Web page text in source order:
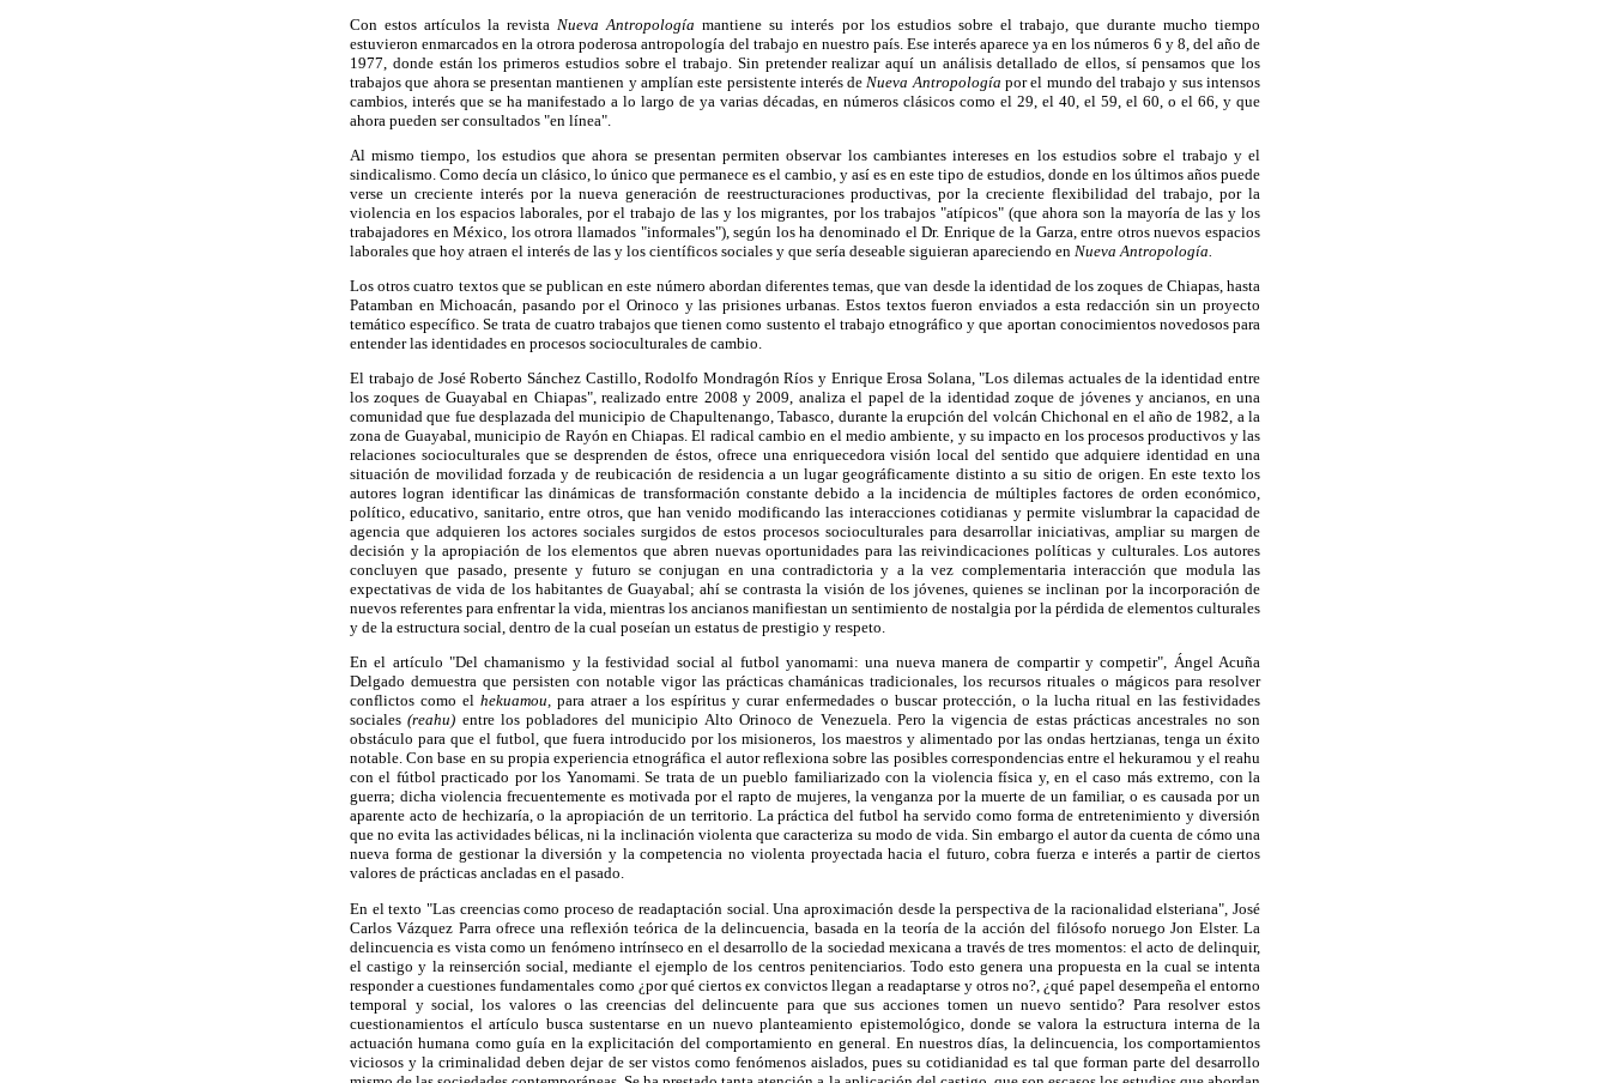
Con estos artículos la revista Nueva Antropología mantiene su interés por los estudios sobre el trabajo, que durante mucho tiempo
estuvieron enmarcados en la otrora poderosa antropología del trabajo en nuestro país. Ese interés aparece ya en los números 6 y 8, del año de
1977, donde están los primeros estudios sobre el trabajo. Sin pretender realizar aquí un análisis detallado de ellos, sí pensamos que los
trabajos que ahora se presentan mantienen y amplían este persistente interés de Nueva Antropología por el mundo del trabajo y sus intensos
cambios, interés que se ha manifestado a lo largo de ya varias décadas, en números clásicos como el 29, el 40, el 59, el 60, o el 66, y que
ahora pueden ser consultados "en línea".
Al mismo tiempo, los estudios que ahora se presentan permiten observar los cambiantes intereses en los estudios sobre el trabajo y el
sindicalismo. Como decía un clásico, lo único que permanece es el cambio, y así es en este tipo de estudios, donde en los últimos años puede
verse un creciente interés por la nueva generación de reestructuraciones productivas, por la creciente flexibilidad del trabajo, por la
violencia en los espacios laborales, por el trabajo de las y los migrantes, por los trabajos "atípicos" (que ahora son la mayoría de las y los
trabajadores en México, los otrora llamados "informales"), según los ha denominado el Dr. Enrique de la Garza, entre otros nuevos espacios
laborales que hoy atraen el interés de las y los científicos sociales y que sería deseable siguieran apareciendo en Nueva Antropología.
Los otros cuatro textos que se publican en este número abordan diferentes temas, que van desde la identidad de los zoques de Chiapas, hasta
Patamban en Michoacán, pasando por el Orinoco y las prisiones urbanas. Estos textos fueron enviados a esta redacción sin un proyecto
temático específico. Se trata de cuatro trabajos que tienen como sustento el trabajo etnográfico y que aportan conocimientos novedosos para
entender las identidades en procesos socioculturales de cambio.
El trabajo de José Roberto Sánchez Castillo, Rodolfo Mondragón Ríos y Enrique Erosa Solana, "Los dilemas actuales de la identidad entre
los zoques de Guayabal en Chiapas", realizado entre 2008 y 2009, analiza el papel de la identidad zoque de jóvenes y ancianos, en una
comunidad que fue desplazada del municipio de Chapultenango, Tabasco, durante la erupción del volcán Chichonal en el año de 1982, a la
zona de Guayabal, municipio de Rayón en Chiapas. El radical cambio en el medio ambiente, y su impacto en los procesos productivos y las
relaciones socioculturales que se desprenden de éstos, ofrece una enriquecedora visión local del sentido que adquiere identidad en una
situación de movilidad forzada y de reubicación de residencia a un lugar geográficamente distinto a su sitio de origen. En este texto los
autores logran identificar las dinámicas de transformación constante debido a la incidencia de múltiples factores de orden económico,
político, educativo, sanitario, entre otros, que han venido modificando las interacciones cotidianas y permite vislumbrar la capacidad de
agencia que adquieren los actores sociales surgidos de estos procesos socioculturales para desarrollar iniciativas, ampliar su margen de
decisión y la apropiación de los elementos que abren nuevas oportunidades para las reivindicaciones políticas y culturales. Los autores
concluyen que pasado, presente y futuro se conjugan en una contradictoria y a la vez complementaria interacción que modula las
expectativas de vida de los habitantes de Guayabal; ahí se contrasta la visión de los jóvenes, quienes se inclinan por la incorporación de
nuevos referentes para enfrentar la vida, mientras los ancianos manifiestan un sentimiento de nostalgia por la pérdida de elementos culturales
y de la estructura social, dentro de la cual poseían un estatus de prestigio y respeto.
En el artículo "Del chamanismo y la festividad social al futbol yanomami: una nueva manera de compartir y competir", Ángel Acuña
Delgado demuestra que persisten con notable vigor las prácticas chamánicas tradicionales, los recursos rituales o mágicos para resolver
conflictos como elhekuamou, para atraer a los espíritus y curar enfermedades o buscar protección, o la lucha ritual en las festividades
sociales(reahu) entre los pobladores del municipio Alto Orinoco de Venezuela. Pero la vigencia de estas prácticas ancestrales no son
obstáculo para que el futbol, que fuera introducido por los misioneros, los maestros y alimentado por las ondas hertzianas, tenga un éxito
notable. Con base en su propia experiencia etnográfica el autor reflexiona sobre las posibles correspondencias entre el hekuramou y el reahu
con el fútbol practicado por los Yanomami. Se trata de un pueblo familiarizado con la violencia física y, en el caso más extremo, con la
guerra; dicha violencia frecuentemente es motivada por el rapto de mujeres, la venganza por la muerte de un familiar, o es causada por un
aparente acto de hechizaría, o la apropiación de un territorio. La práctica del futbol ha servido como forma de entretenimiento y diversión
que no evita las actividades bélicas, ni la inclinación violenta que caracteriza su modo de vida. Sin embargo el autor da cuenta de cómo una
nueva forma de gestionar la diversión y la competencia no violenta proyectada hacia el futuro, cobra fuerza e interés a partir de ciertos
valores de prácticas ancladas en el pasado.
En el texto "Las creencias como proceso de readaptación social. Una aproximación desde la perspectiva de la racionalidad elsteriana", José
Carlos Vázquez Parra ofrece una reflexión teórica de la delincuencia, basada en la teoría de la acción del filósofo noruego Jon Elster. La
delincuencia es vista como un fenómeno intrínseco en el desarrollo de la sociedad mexicana a través de tres momentos: el acto de delinquir,
el castigo y la reinserción social, mediante el ejemplo de los centros penitenciarios. Todo esto genera una propuesta en la cual se intenta
responder a cuestiones fundamentales como ¿por qué ciertos ex convictos llegan a readaptarse y otros no?, ¿qué papel desempeña el entorno
temporal y social, los valores o las creencias del delincuente para que sus acciones tomen un nuevo sentido? Para resolver estos
cuestionamientos el artículo busca sustentarse en un nuevo planteamiento epistemológico, donde se valora la estructura interna de la
actuación humana como guía en la explicitación del comportamiento en general. En nuestros días, la delincuencia, los comportamientos
viciosos y la criminalidad deben dejar de ser vistos como fenómenos aislados, pues su cotidianidad es tal que forman parte del desarrollo